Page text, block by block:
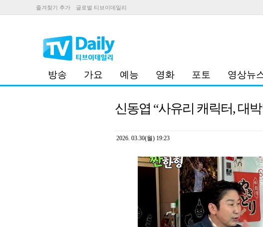
즐겨찾기 추가 글로벌 티브이데일리
방송 가요 예능 영화 포토 영상뉴
신동엽 “사유리 캐릭터, 대
2026. 03.30(월) 19:23